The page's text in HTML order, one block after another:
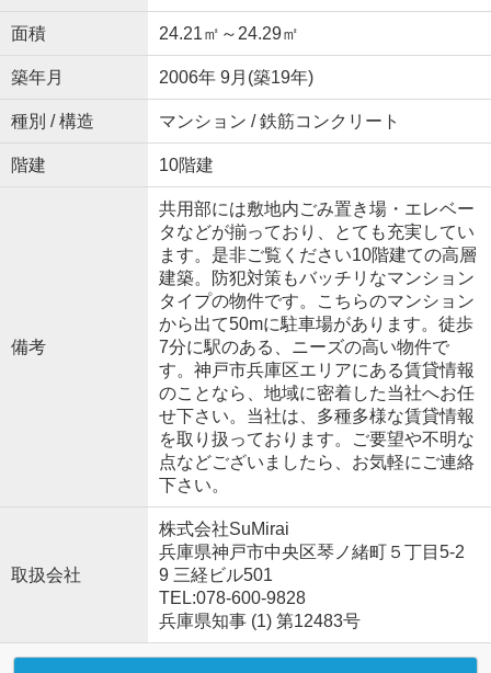
面積 24.21㎡～24.29㎡
築年月 2006年 9月(築19年)
種別 / 構造 マンション / 鉄筋コンクリート
階建 10階建
備考
共用部には敷地内ごみ置き場・エレベー
タなどが揃っており、とても充実してい
ます。是非ご覧ください10階建ての高層
建築。防犯対策もバッチリなマンション
タイプの物件です。こちらのマンション
から出て50mに駐車場があります。徒歩
7分に駅のある、ニーズの高い物件で
す。神戸市兵庫区エリアにある賃貸情報
のことなら、地域に密着した当社へお任
せ下さい。当社は、多種多様な賃貸情報
を取り扱っております。ご要望や不明な
点などございましたら、お気軽にご連絡
下さい。
取扱会社
株式会社SuMirai
兵庫県神戸市中央区琴ノ緒町５丁目5-2
9 三経ビル501
TEL:078-600-9828
兵庫県知事 (1) 第12483号